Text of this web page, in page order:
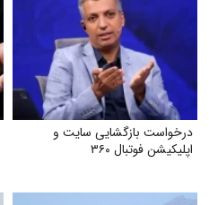
درخواست بازگشایی سایت و
اپلیکیشن فوتبال ۳۶۰